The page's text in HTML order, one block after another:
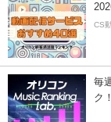
CS
毎
ク！